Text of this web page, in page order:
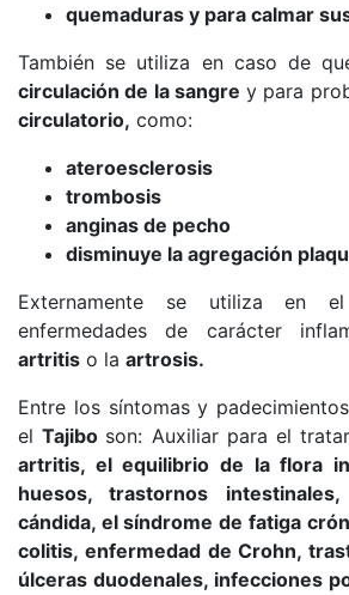
quemaduras y para calmar
También se utiliza en caso de
circulación de la sangre y para
circulatorio, como:
ateroesclerosis
trombosis
anginas de pecho
disminuye la agregación
Externamente se utiliza en
enfermedades de carácter
artritis o la artrosis.
Entre los síntomas y
elTajibo son: Auxiliar para el
artritis, el equilibrio de la flora
huesos, trastornos
cándida, el síndrome de fatiga
colitis, enfermedad de Crohn,
úlceras duodenales, infecciones